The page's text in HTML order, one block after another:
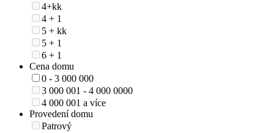
4+kk
4 + 1
5 + kk
5 + 1
6 + 1
Cena domu
0 - 3 000 000
3 000 001 - 4 000 0000
4 000 001 a více
Provedení domu
Patrový